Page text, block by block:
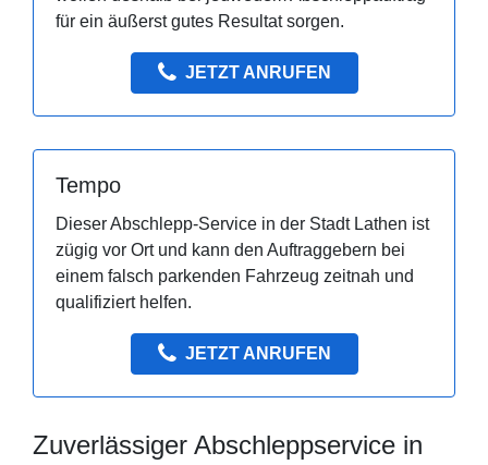
für ein äußerst gutes Resultat sorgen.
JETZT ANRUFEN
Tempo
Dieser Abschlepp-Service in der Stadt Lathen ist
zügig vor Ort und kann den Auftraggebern bei
einem falsch parkenden Fahrzeug zeitnah und
qualifiziert helfen.
JETZT ANRUFEN
Zuverlässiger Abschleppservice in